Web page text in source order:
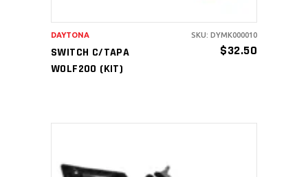
SWITCH C/TAPA
WOLF200 (KIT)
$32.50
DAYTONA SKU: DYMK000010